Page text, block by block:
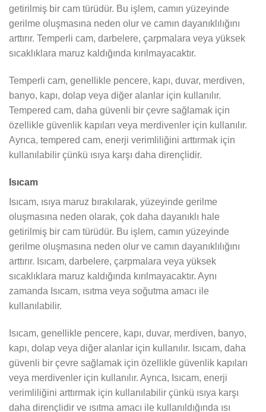
getirilmiş bir cam türüdür. Bu işlem, camın yüzeyinde
gerilme oluşmasına neden olur ve camın dayanıklılığını
arttırır. Temperli cam, darbelere, çarpmalara veya yüksek
sıcaklıklara maruz kaldığında kırılmayacaktır.
Temperli cam, genellikle pencere, kapı, duvar, merdiven,
banyo, kapı, dolap veya diğer alanlar için kullanılır.
Tempered cam, daha güvenli bir çevre sağlamak için
özellikle güvenlik kapıları veya merdivenler için kullanılır.
Ayrıca, tempered cam, enerji verimliliğini arttırmak için
kullanılabilir çünkü ısıya karşı daha dirençlidir.
Isıcam
Isıcam, ısıya maruz bırakılarak, yüzeyinde gerilme
oluşmasına neden olarak, çok daha dayanıklı hale
getirilmiş bir cam türüdür. Bu işlem, camın yüzeyinde
gerilme oluşmasına neden olur ve camın dayanıklılığını
arttırır. Isıcam, darbelere, çarpmalara veya yüksek
sıcaklıklara maruz kaldığında kırılmayacaktır. Aynı
zamanda Isıcam, ısıtma veya soğutma amacı ile
kullanılabilir.
Isıcam, genellikle pencere, kapı, duvar, merdiven, banyo,
kapı, dolap veya diğer alanlar için kullanılır. Isıcam, daha
güvenli bir çevre sağlamak için özellikle güvenlik kapıları
veya merdivenler için kullanılır. Ayrıca, Isıcam, enerji
verimliliğini arttırmak için kullanılabilir çünkü ısıya karşı
daha dirençlidir ve ısıtma amacı ile kullanıldığında ısı